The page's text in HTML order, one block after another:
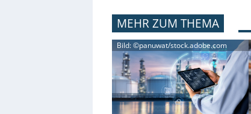
MEHR ZUM THEMA
Bild: ©panuwat/stock.adobe.com